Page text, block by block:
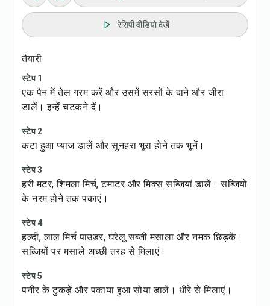
रेसिपी वीडियो देखें
तैयारी
स्टेप 1
एक पैन में तेल गरम करें और उसमें सरसों के दाने और जीरा
डालें। इन्हें चटकने दें।
स्टेप 2
कटा हुआ प्याज डालें और सुनहरा भूरा होने तक भूनें।
स्टेप 3
हरी मटर, शिमला मिर्च, टमाटर और मिक्स सब्जियां डालें। सब्जियों
के नरम होने तक पकाएं।
स्टेप 4
हल्दी, लाल मिर्च पाउडर, घरेलू सब्जी मसाला और नमक छिड़कें।
सब्जियों पर मसाले अच्छी तरह से मिलाएं।
स्टेप 5
पनीर के टुकड़े और पकाया हुआ सोया डालें। धीरे से मिलाएं।